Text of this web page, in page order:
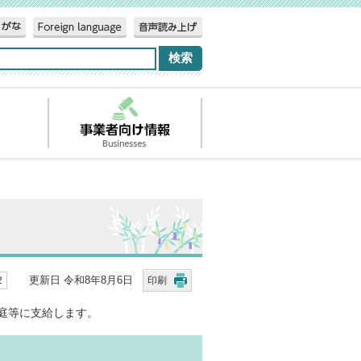
更新日 令和8年8月6日 印刷
に支給します。